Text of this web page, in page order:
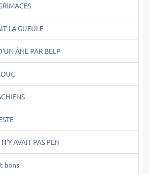
LA GUEULE
ÂNE PAR BELP
AVAIT PAS PEN
bons